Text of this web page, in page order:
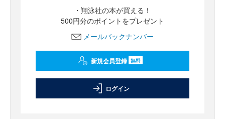
・翔泳社の本が買える！
500円分のポイントをプレゼント
メールバックナンバー
新規会員登録 無料
ログイン